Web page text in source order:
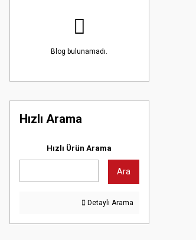
Blog bulunamadı.
Hızlı Arama
Hızlı Ürün Arama
Ara
Detaylı Arama